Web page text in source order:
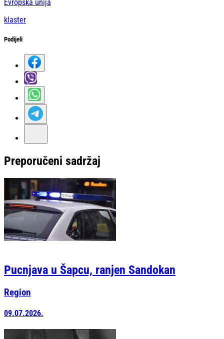
Evropska unija
klaster
Podijeli
Preporučeni sadržaj
Pucnjava u Šapcu, ranjen Sandokan
Region
09.07.2026.